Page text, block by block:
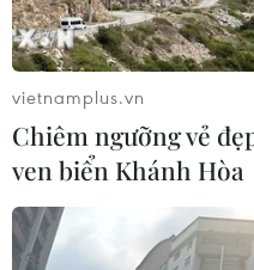
vietnamplus.vn
Chiêm ngưỡng vẻ
ven biển Khánh Hòa